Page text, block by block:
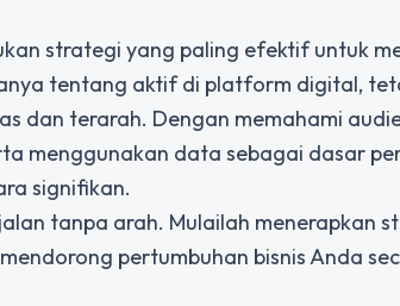
strategi yang paling efektif untuk
tentang aktif di platform digital,
dan terarah. Dengan memahami
menggunakan data sebagai dasar
signifikan.
tanpa arah. Mulailah menerapkan
pertumbuhan bisnis Anda